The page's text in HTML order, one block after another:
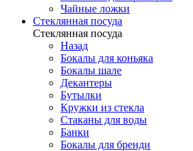
Чайные ложки
Стеклянная посуда
Стеклянная посуда
Назад
Бокалы для коньяка
Бокалы шале
Декантеры
Бутылки
Кружки из стекла
Стаканы для воды
Банки
Бокалы для бренди